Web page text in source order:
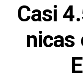
Casi
nicas